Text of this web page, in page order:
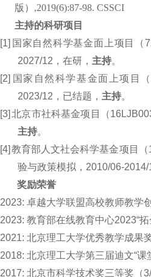
版） ,2019(6):87-98. CSSCI
主持的科研项目
[1] 国家自然科学基金面上项目 （
2027/12，在研 ， 主持。
[2] 国家自然科学基金面上项目
2023/12 ，已结题 ， 主持。
[3] 北京市社科基金项目 （
主持。
[4] 教育部人文社会科学基金项目
验与政策模拟 ，2010/06-2014/
奖励荣誉
2023: 卓越大学联盟高校教师教学
2023: 教育部在线教育中心2023“
2021: 北京理工大学优秀教学成果
2018: 北京理工大学第三届迪文“课
2017: 北京市科学技术奖三等奖（3/